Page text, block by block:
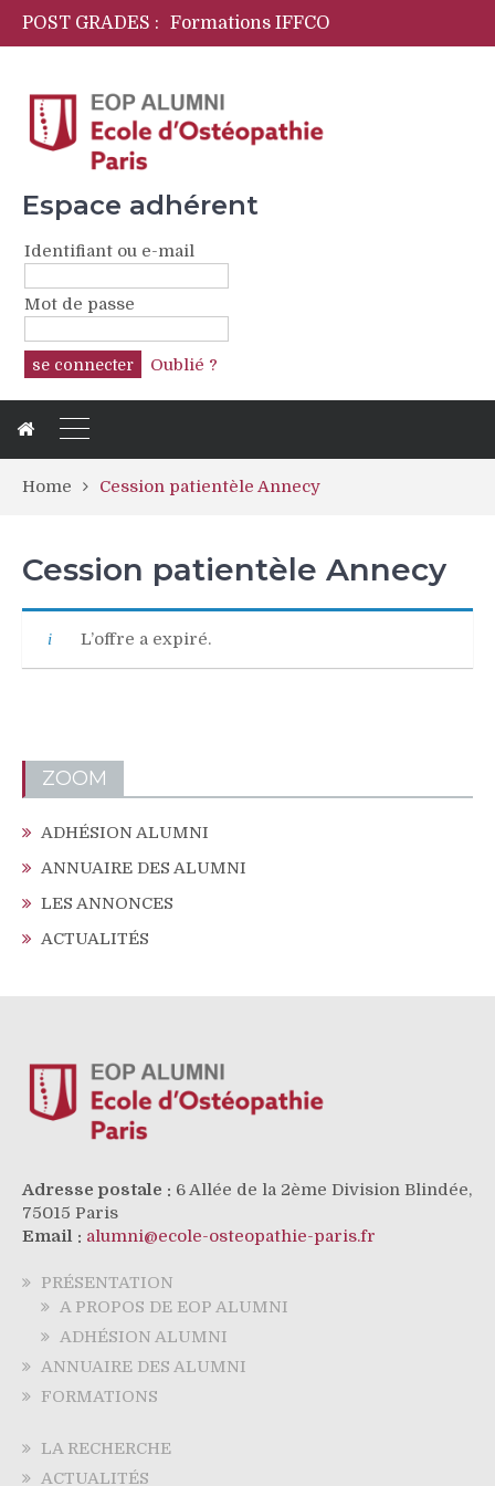
POST GRADES :
Formations IFFCO
Initiation langage des signes pour ostéopathes
CFPCO
Espace adhérent
Identifiant ou e-mail
Mot de passe
Oublié ?
Home Cession patientèle Annecy
Cession patientèle Annecy
L’offre a expiré.
ZOOM
ADHÉSION ALUMNI
ANNUAIRE DES ALUMNI
LES ANNONCES
ACTUALITÉS
Adresse postale : 6 Allée de la 2ème Division Blindée,
75015 Paris
Email : alumni@ecole-osteopathie-paris.fr
PRÉSENTATION
A PROPOS DE EOP ALUMNI
ADHÉSION ALUMNI
ANNUAIRE DES ALUMNI
FORMATIONS
LA RECHERCHE
ACTUALITÉS